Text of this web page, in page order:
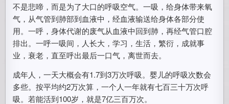
不是悲啼，而是为了大口的呼吸空气。一吸，给身体带来氧
气，从气管到肺部到血液中，经血液输送给身体各部分使
用。一呼，身体代谢的废气从血液中回到肺，再经气管口腔
排出。一呼一吸间，人长大，学习，生活，繁衍，成就事
业，衰老，直至呼出最后一口气，离世而去。
成年人，一天大概会有1.7到3万次呼吸。婴儿的呼吸次数会
多些。按平均约2万次算，一个人一年就有七百三十万次呼
吸。若能活到100岁，就是7亿三百万次。